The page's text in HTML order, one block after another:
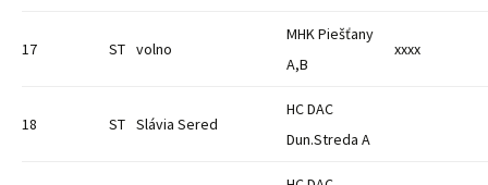
17 ST volno
MHK Piešťany
A,B
xxxx
18 ST Slávia Sered
HC DAC
Dun.Streda A